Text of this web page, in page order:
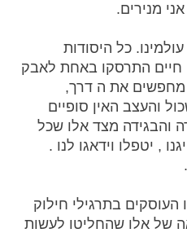
מנירים.
כל היסודות
חיים התרסקו באחת לאבק
מחפשים את ה דרך,
והעצב האין סופיים
והבגידה מצד אלו שכל
, יטפלו וידאגו לנו .
בתרגילי חילוק
של אלו שהחליטו לעשות